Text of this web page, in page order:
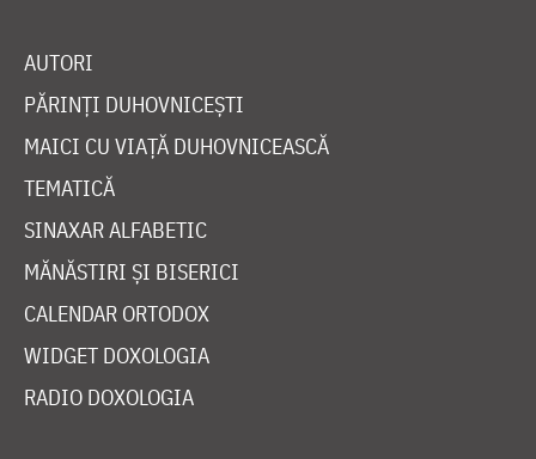
AUTORI
PĂRINȚI DUHOVNICEȘTI
MAICI CU VIAȚĂ DUHOVNICEASCĂ
TEMATICĂ
SINAXAR ALFABETIC
MĂNĂSTIRI ȘI BISERICI
CALENDAR ORTODOX
WIDGET DOXOLOGIA
RADIO DOXOLOGIA